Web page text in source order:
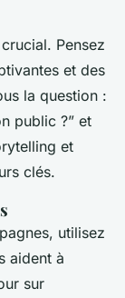
Pensez
et des
la question :
public ?” et
et
clés.
utilisez
aident à
sur